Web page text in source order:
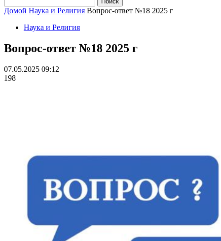
Домой Наука и Религия Вопрос-ответ №18 2025 г
Наука и Религия
Вопрос-ответ №18 2025 г
07.05.2025 09:12
198